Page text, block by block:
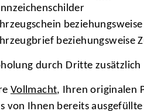
beziehungsweise
durch Dritte zusätzlich
Vollmacht, Ihren originalen
von Ihnen bereits